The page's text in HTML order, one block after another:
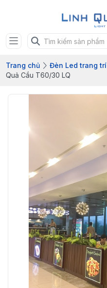
Trang chủ Đèn Led trang trí
Quả Cầu T60/30 LQ